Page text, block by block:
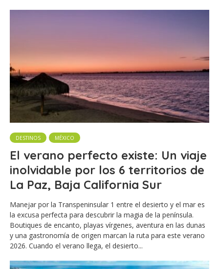
DESTINOS MÉXICO
El verano perfecto existe: Un viaje
inolvidable por los 6 territorios de
La Paz, Baja California Sur
Manejar por la Transpeninsular 1 entre el desierto y el mar es
la excusa perfecta para descubrir la magia de la península.
Boutiques de encanto, playas vírgenes, aventura en las dunas
y una gastronomía de origen marcan la ruta para este verano
2026. Cuando el verano llega, el desierto...